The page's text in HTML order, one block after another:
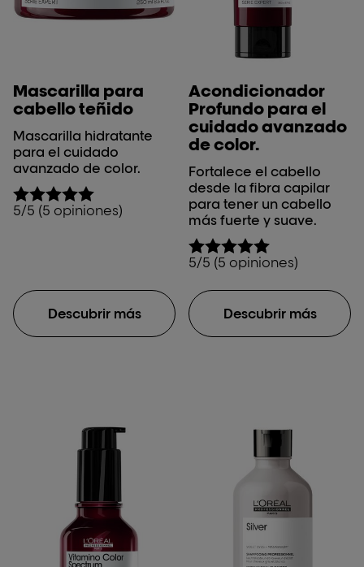
Mascarilla para
cabello teñido
Mascarilla hidratante
para el cuidado
avanzado de color.
5/5 (5 opiniones)
Descubrir más
Acondicionador
Profundo para el
cuidado avanzado
de color.
Fortalece el cabello
desde la fibra capilar
para tener un cabello
más fuerte y suave.
5/5 (5 opiniones)
Descubrir más